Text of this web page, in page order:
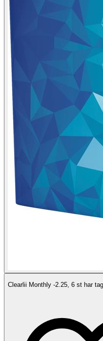
Clearlii Monthly -2.25, 6 st har